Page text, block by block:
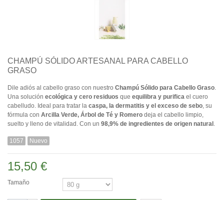
CHAMPÚ SÓLIDO ARTESANAL PARA CABELLO
GRASO
Dile adiós al cabello graso con nuestro Champú Sólido para Cabello Graso.
Una solución ecológica y cero residuos que equilibra y purifica el cuero
cabelludo. Ideal para tratar la caspa, la dermatitis y el exceso de sebo, su
fórmula con Arcilla Verde, Árbol de Té y Romero deja el cabello limpio,
suelto y lleno de vitalidad. Con un 98,9% de ingredientes de origen natural .
1057 Nuevo
15,50 €
Tamaño